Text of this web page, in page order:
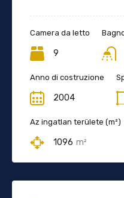
Camera da letto
9
Anno di costruzione
2004
Az ingatlan területe (m²)
1096 m²